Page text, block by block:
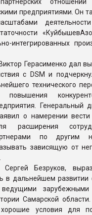
предприятиями. Он
интегрированных
Герасименко дал
с DSM и
технического
Генеральный
о намерении
расширения
по другим
зависящую от
Безруков,
в дальнейшем развитии
зарубежными
Самарской
условия для